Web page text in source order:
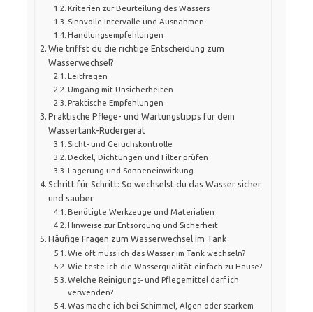
Kriterien zur Beurteilung des Wassers
Sinnvolle Intervalle und Ausnahmen
Handlungsempfehlungen
Wie triffst du die richtige Entscheidung zum
Wasserwechsel?
Leitfragen
Umgang mit Unsicherheiten
Praktische Empfehlungen
Praktische Pflege- und Wartungstipps für dein
Wassertank-Rudergerät
Sicht- und Geruchskontrolle
Deckel, Dichtungen und Filter prüfen
Lagerung und Sonneneinwirkung
Schritt für Schritt: So wechselst du das Wasser sicher
und sauber
Benötigte Werkzeuge und Materialien
Hinweise zur Entsorgung und Sicherheit
Häufige Fragen zum Wasserwechsel im Tank
Wie oft muss ich das Wasser im Tank wechseln?
Wie teste ich die Wasserqualität einfach zu Hause?
Welche Reinigungs- und Pflegemittel darf ich
verwenden?
Was mache ich bei Schimmel, Algen oder starkem